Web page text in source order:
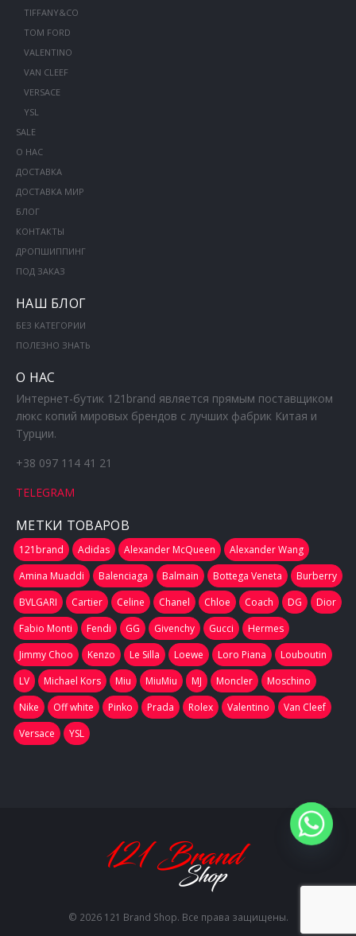
TIFFANY&CO
TOM FORD
VALENTINO
VAN CLEEF
VERSACE
YSL
SALE
О НАС
ДОСТАВКА
ДОСТАВКА МИР
БЛОГ
КОНТАКТЫ
ДРОПШИППИНГ
ПОД ЗАКАЗ
НАШ БЛОГ
БЕЗ КАТЕГОРИИ
ПОЛЕЗНО ЗНАТЬ
О НАС
Интернет-бутик 121brand является прямым поставщиком
люкс копий мировых брендов с лучших фабрик Китая и
Турции.
+38 097 114 41 21
TELEGRAM
МЕТКИ ТОВАРОВ
121brand Adidas Alexander McQueen
Alexander Wang
Amina Muaddi
Balenciaga Balmain Bottega Veneta
Burberry
BVLGARI
Cartier Celine Chanel Chloe Coach DG
Dior
Fabio Monti
Fendi GG Givenchy Gucci
Hermes
Jimmy Choo
Kenzo Le Silla Loewe Loro Piana
Louboutin
LV
Michael Kors Miu MiuMiu MJ Moncler
Moschino
Nike
Off white Pinko Prada Rolex Valentino
Van Cleef
Versace
YSL
© 2026 121 Brand Shop. Все права защищены.